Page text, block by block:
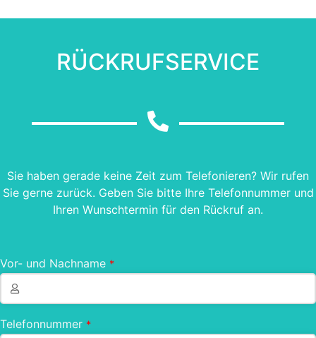
RÜCKRUFSERVICE
Sie haben gerade keine Zeit zum Telefonieren? Wir rufen
Sie gerne zurück. Geben Sie bitte Ihre Telefonnummer und
Ihren Wunschtermin für den Rückruf an.
Vor- und Nachname *
Telefonnummer *